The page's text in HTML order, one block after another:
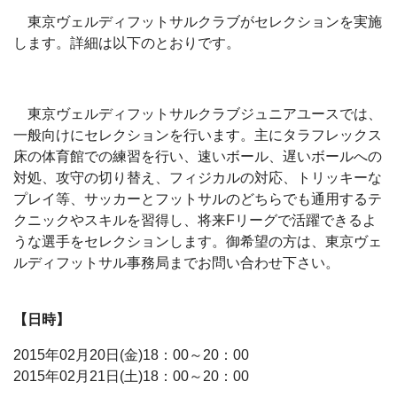
東京ヴェルディフットサルクラブがセレクションを実施
します。詳細は以下のとおりです。
東京ヴェルディフットサルクラブジュニアユースでは、
一般向けにセレクションを行います。主にタラフレックス
床の体育館での練習を行い、速いボール、遅いボールへの
対処、攻守の切り替え、フィジカルの対応、トリッキーな
プレイ等、サッカーとフットサルのどちらでも通用するテ
クニックやスキルを習得し、将来Fリーグで活躍できるよ
うな選手をセレクションします。御希望の方は、東京ヴェ
ルディフットサル事務局までお問い合わせ下さい。
【日時】
2015年02月20日(金)18：00～20：00
2015年02月21日(土)18：00～20：00